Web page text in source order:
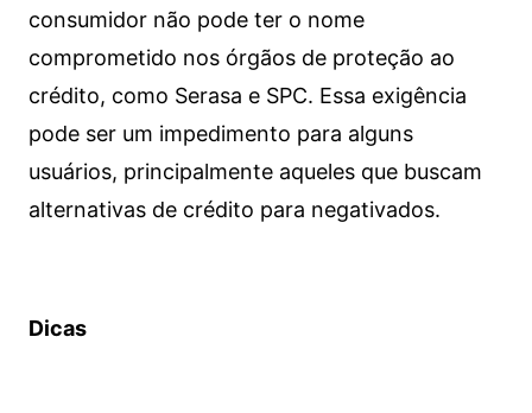
consumidor não pode ter o nome
comprometido nos órgãos de proteção ao
crédito, como Serasa e SPC. Essa exigência
pode ser um impedimento para alguns
usuários, principalmente aqueles que buscam
alternativas de crédito para negativados.
Dicas